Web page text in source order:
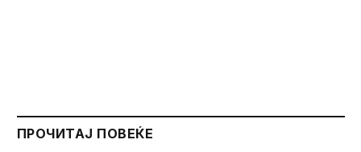
ПРОЧИТАЈ ПОВЕЌЕ